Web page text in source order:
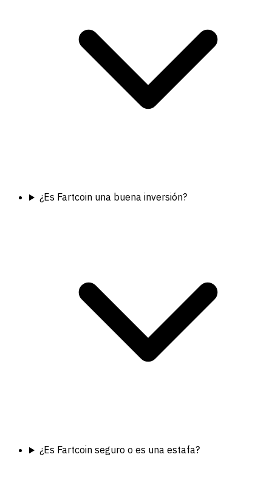
¿Es Fartcoin una buena inversión?
¿Es Fartcoin seguro o es una estafa?